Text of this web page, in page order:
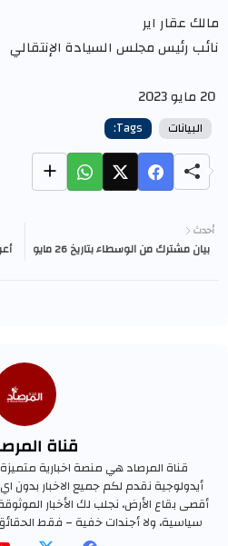
مالك عقار اير
نائب رئيس مجلس السيادة الإنتقالي
Tags: البيانات
أحدث
‏بيان مشترك من الوسطاء بتاريخ 26 مايو
قناة
قناة المرصاد هي منصة اخبارية
أيدولوجية نقدم لكم جميع الاخبار بدون
أقصى بقاع الأرض، نجلب لك الأخبار
سياسية، ولا أجندات خفية – فقط